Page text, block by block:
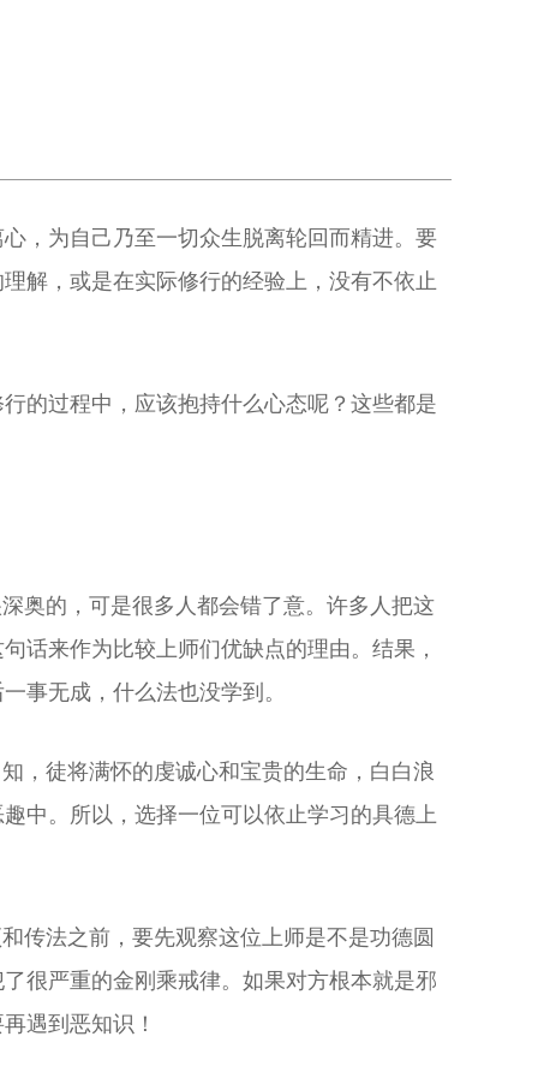
，为自己乃至一切众生脱离轮回而精进。要
解，或是在实际修行的经验上，没有不依止
的过程中，应该抱持什么心态呢？这些都是
奥的，可是很多人都会错了意。许多人把这
话来作为比较上师们优缺点的理由。结果，
事无成，什么法也没学到。
，徒将满怀的虔诚心和宝贵的生命，白白浪
中。所以，选择一位可以依止学习的具德上
传法之前，要先观察这位上师是不是功德圆
很严重的金刚乘戒律。如果对方根本就是邪
遇到恶知识！